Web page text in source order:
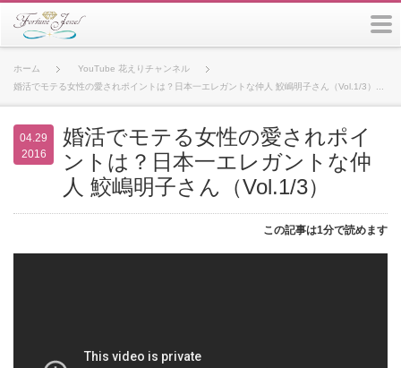
ホーム
YouTube 花えりチャンネル
婚活でモテる女性の愛されポイントは？日本一エレガントな仲人 鮫嶋明子さん（Vol.1/3）...
婚活でモテる女性の愛されポイ
ントは？日本一エレガントな仲
人 鮫嶋明子さん（Vol.1/3）
04.29
2016
この記事は1分で読めます